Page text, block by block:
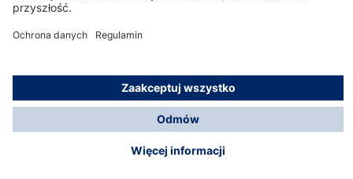
Korzystanie ze sklepu
© Dräger Polska Sp. z o.o., 2025
*Wszystkie ceny bez VAT, na warunkach opisanych w